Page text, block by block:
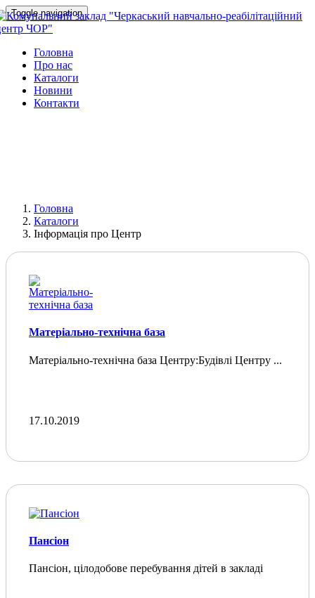
Toggle navigation
Головна
Про нас
Каталоги
Новини
Контакти
Головна
Каталоги
Інформація про Центр
Матеріально-технічна база
Матеріально-технічна база Центру:Будівлі Центру ...
17.10.2019
Пансіон
Пансіон, цілодобове перебування дітей в закладі